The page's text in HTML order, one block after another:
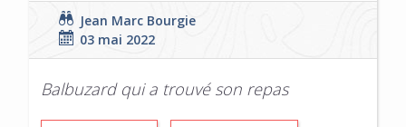
Jean Marc Bourgie
03 mai 2022
Balbuzard qui a trouvé son repas